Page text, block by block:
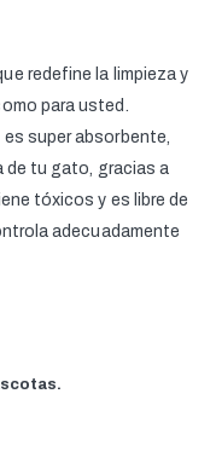
redefine la limpieza y
para usted.
super absorbente,
de tu gato, gracias a
tóxicos y es libre de
adecuadamente